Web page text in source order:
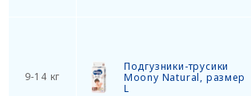
9-14 кг
Подгузники-трусики
Moony Natural, размер
L